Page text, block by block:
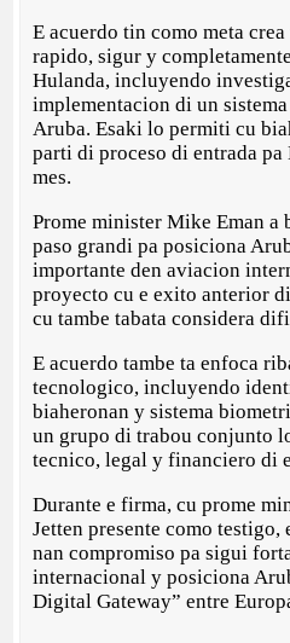
E acuerdo tin como meta
rapido, sigur y
Hulanda, incluyendo
implementacion di un
Aruba. Esaki lo permiti cu
parti di proceso di entrada pa
mes.
Prome minister Mike Eman a
paso grandi pa posiciona
importante den aviacion
proyecto cu e exito anterior
cu tambe tabata considera
E acuerdo tambe ta enfoca
tecnologico, incluyendo
biaheronan y sistema
un grupo di trabou conjunto
tecnico, legal y financiero di
Durante e firma, cu prome
Jetten presente como
nan compromiso pa sigui
internacional y posiciona
Digital Gateway” entre